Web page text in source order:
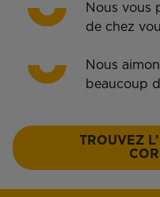
Nous vous
de chez
Nous
beaucoup
TROUVEZ